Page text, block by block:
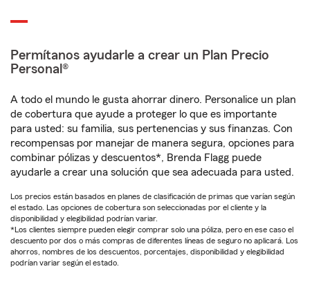
Permítanos ayudarle a crear un Plan Precio
Personal®
A todo el mundo le gusta ahorrar dinero. Personalice un plan
de cobertura que ayude a proteger lo que es importante
para usted: su familia, sus pertenencias y sus finanzas. Con
recompensas por manejar de manera segura, opciones para
combinar pólizas y descuentos*, Brenda Flagg puede
ayudarle a crear una solución que sea adecuada para usted.
Los precios están basados en planes de clasificación de primas que varían según
el estado. Las opciones de cobertura son seleccionadas por el cliente y la
disponibilidad y elegibilidad podrían variar.
*Los clientes siempre pueden elegir comprar solo una póliza, pero en ese caso el
descuento por dos o más compras de diferentes líneas de seguro no aplicará. Los
ahorros, nombres de los descuentos, porcentajes, disponibilidad y elegibilidad
podrían variar según el estado.